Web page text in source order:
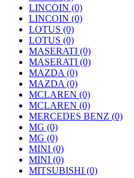
LINCOIN (0)
LINCOIN (0)
LOTUS (0)
LOTUS (0)
MASERATI (0)
MASERATI (0)
MAZDA (0)
MAZDA (0)
MCLAREN (0)
MCLAREN (0)
MERCEDES BENZ (0)
MG (0)
MG (0)
MINI (0)
MINI (0)
MITSUBISHI (0)